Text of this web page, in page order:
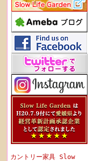
カントリー家具 Slow